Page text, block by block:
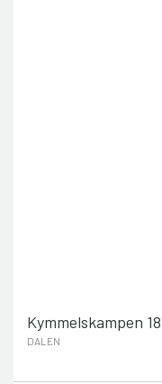
Kymmelskampen 18
DALEN